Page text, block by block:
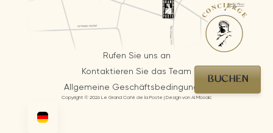
Rufen Sie uns an
Kontaktieren Sie das Team
Allgemeine Geschäftsbedingungen
Copyright © 2026 Le Grand Café de la Poste | Design von AI Mosaic
BUCHEN
CONCIERGE